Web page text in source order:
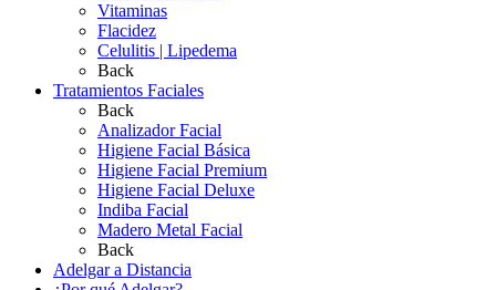
Vitaminas
Flacidez
Celulitis | Lipedema
Back
Tratamientos Faciales
Back
Analizador Facial
Higiene Facial Básica
Higiene Facial Premium
Higiene Facial Deluxe
Indiba Facial
Madero Metal Facial
Back
Adelgar a Distancia